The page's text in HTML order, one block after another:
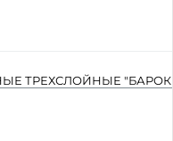
ТРЕХСЛОЙНЫЕ